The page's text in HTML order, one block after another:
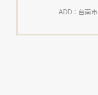
ADD：台南